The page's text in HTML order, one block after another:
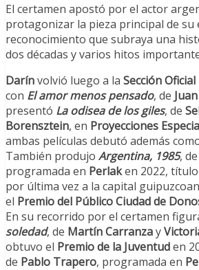
El certamen apostó por el actor
protagonizar la pieza principal de su
reconocimiento que subraya una
dos décadas y varios hitos
Darínvolvió luego a la Sección Oficial
con El amor menos pensado, de
presentó La odisea de los giles, de
Borensztein, en Proyecciones
ambas películas debutó además
También produjo Argentina, 1985, de
programada en Perlaken 2022,
por última vez a la capital
el Premio del Público Ciudad de
En su recorrido por el certamen
soledad, de Martín Carranzay
obtuvo el Premio de la Juventuden
de Pablo Trapero, programada en